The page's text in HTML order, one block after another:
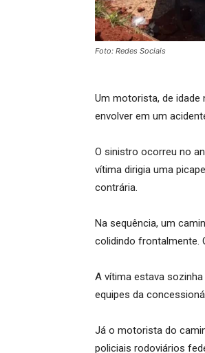
Foto: Redes Sociais
Um motorista, de
envolver em um
O sinistro ocorreu no
vítima dirigia uma
contrária.
Na sequência, um
colidindo frontalmente.
A vítima estava
equipes da
Já o motorista do
policiais rodoviários